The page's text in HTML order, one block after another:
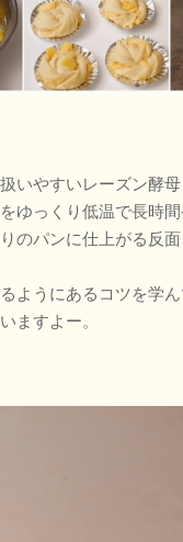
いやすいレーズン酵母
ゆっくり低温で長時間
のパンに仕上がる反
ようにあるコツを学ん
ますよー。